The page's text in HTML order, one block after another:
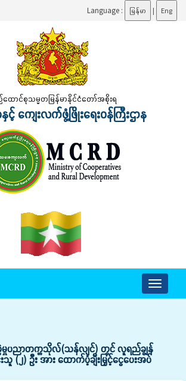
Language : မြန်မာ | Eng
ထောင်စုသမ္မတမြန်မာနိုင်ငံတော်အစိုးရ
ကျေးလက်ဖွံ့ဖြိုးရေးဝန်ကြီးဌာန
Toggle
မှုပညာတက္ကသိုလ်(သန်လျင်) တွင် လူရည်ချွန်
းသူ (၂) ဦး အား ထောက်ပံ့ချီးမြှင့်ငွေပေးအပ်